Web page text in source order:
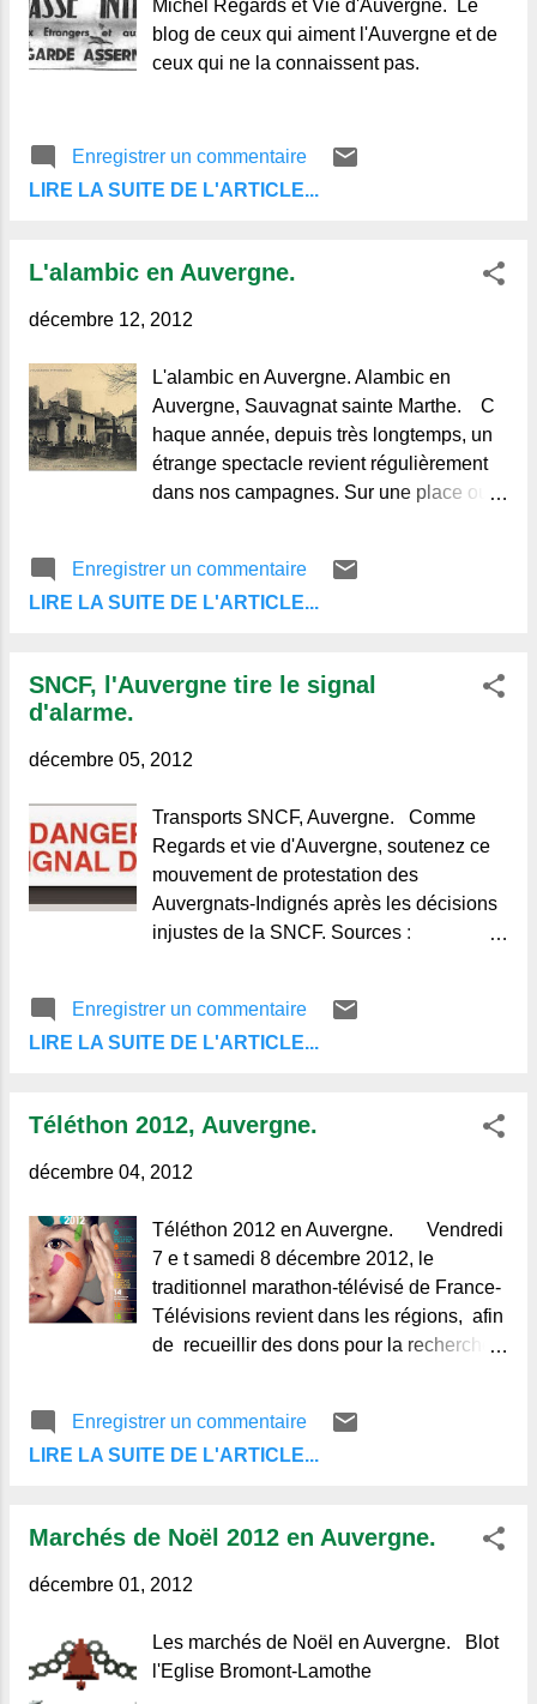
Regards et Vie d'Auvergne. Le
blog de ceux qui aiment l'Auvergne et de
ceux qui ne la connaissent pas.
Michel Regards et Vie d'Auvergne. Le
blog de ceux qui aiment l'Auvergne et de
ceux qui ne la connaissent pas.
Enregistrer un commentaire
LIRE LA SUITE DE L'ARTICLE...
L'alambic en Auvergne.
décembre 12, 2012
L'alambic en Auvergne. Alambic en
Auvergne, Sauvagnat sainte Marthe. C
haque année, depuis très longtemps, un
étrange spectacle revient régulièrement
dans nos campagnes. Sur une place ou
machine infernale, cuves et tuyaux
s'entremêlent, rouge de cuivre et noire de
odeur âcre qui se répandent autour d'elle
est assez simple, chauffé dans les vases
Enregistrer un commentaire
LIRE LA SUITE DE L'ARTICLE...
SNCF, l'Auvergne tire le signal
d'alarme.
décembre 05, 2012
Transports SNCF, Auvergne. Comme
Regards et vie d'Auvergne, soutenez ce
mouvement de protestation des
Auvergnats-Indignés après les décisions
injustes de la SNCF. Sources :
ceux qui aiment l'Auvergne et de ceux qui
ne la connaissent pas.
Enregistrer un commentaire
LIRE LA SUITE DE L'ARTICLE...
Téléthon 2012, Auvergne.
décembre 04, 2012
Téléthon 2012 en Auvergne. Vendredi
7 e t samedi 8 décembre 2012, le
traditionnel marathon-télévisé de France-
Télévisions revient dans les régions, afin
de recueillir des dons pour la recherche
neuromusculaires et des maladies rares.
Cette année la manifestation sera
de la petite Léa souriante et
Enregistrer un commentaire
LIRE LA SUITE DE L'ARTICLE...
Marchés de Noël 2012 en Auvergne.
décembre 01, 2012
Les marchés de Noël en Auvergne. Blot
l'Eglise Bromont-Lamothe